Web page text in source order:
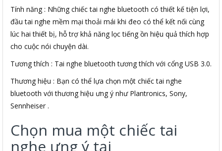
Tính năng : Những chiếc tai nghe bluetooth có thiết kế tiện lợi,
đầu tai nghe mềm mại thoải mái khi đeo có thể kết nối cùng
lúc hai thiết bị, hỗ trợ khả năng lọc tiếng ồn hiệu quả thích hợp
cho cuộc nói chuyện dài.
Tương thích : Tai nghe bluetooth tương thích với cổng USB 3.0.
Thương hiệu : Bạn có thể lựa chọn một chiếc tai nghe
bluetooth với thương hiệu ưng ý như Plantronics, Sony,
Sennheiser .
Chọn mua một chiếc tai
nghe ưng ý tại